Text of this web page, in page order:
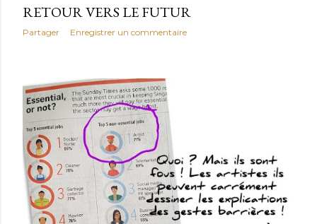
RETOUR VERS LE FUTUR
Partager Enregistrer un commentaire